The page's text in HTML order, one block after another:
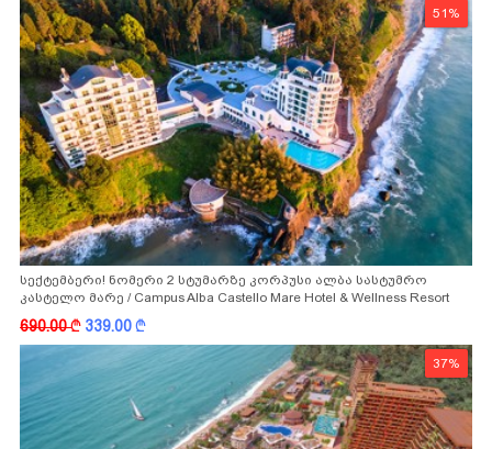
51%
სექტემბერი! ნომერი 2 სტუმარზე კორპუსი ალბა სასტუმრო
კასტელო მარე / Campus Alba Castello Mare Hotel & Wellness Resort
-სგან!
690.00k 339.00k
37%